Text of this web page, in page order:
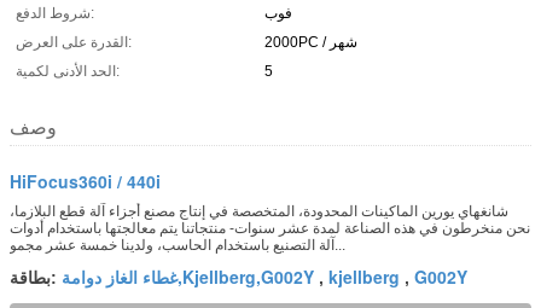
شروط الدفع:
فوب
القدرة على العرض:
2000PC / شهر
الحد الأدنى لكمية:
5
وصف
HiFocus360i / 440i
شانغهاي يورين الماكينات المحدودة، المتخصصة في إنتاج مصنع أجزاء آلة قطع البلازما،
نحن منخرطون في هذه الصناعة لمدة عشر سنوات- منتجاتنا يتم معالجتها باستخدام أدوات
آلة التصنيع باستخدام الحاسب، ولدينا خمسة عشر مجمو...
بطاقة: غطاء الغاز دوامة,Kjellberg,G002Y , kjellberg , G002Y